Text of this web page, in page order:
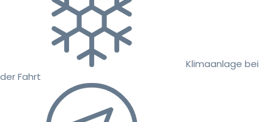
Klimaanlage bei
der Fahrt